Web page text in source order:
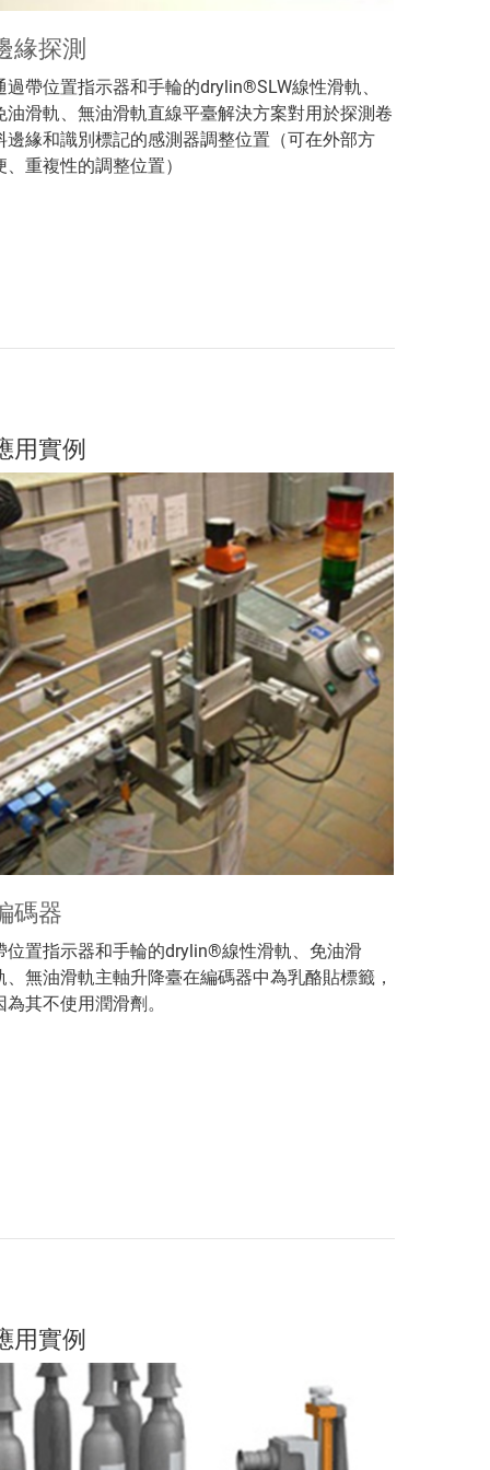
緣探測
過帶位置指示器和手輪的drylin®SLW線性滑軌、
油滑軌、無油滑軌直線平臺解決方案對用於探測卷
邊緣和識別標記的感測器調整位置（可在外部方
、重複性的調整位置）
用實例
碼器
位置指示器和手輪的drylin®線性滑軌、免油滑
、無油滑軌主軸升降臺在編碼器中為乳酪貼標籤，
為其不使用潤滑劑。
用實例